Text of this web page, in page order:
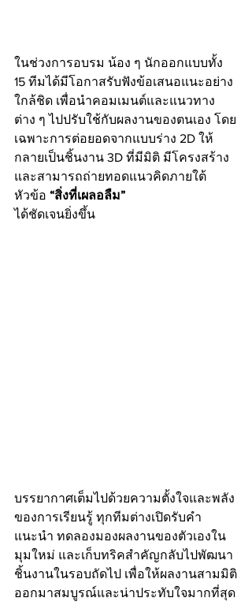
ในช่วงการอบรม น้อง ๆ นักออกแบบทั้ง
15 ทีมได้มีโอกาสรับฟังข้อเสนอแนะอย่าง
ใกล้ชิด เพื่อนำคอมเมนต์และแนวทาง
ต่าง ๆ ไปปรับใช้กับผลงานของตนเอง โดย
เฉพาะการต่อยอดจากแบบร่าง 2D ให้
กลายเป็นชิ้นงาน 3D ที่มีมิติ มีโครงสร้าง
และสามารถถ่ายทอดแนวคิดภายใต้
หัวข้อ “สิ่งที่เผลอลืม”
ได้ชัดเจนยิ่งขึ้น
บรรยากาศเต็มไปด้วยความตั้งใจและพลัง
ของการเรียนรู้ ทุกทีมต่างเปิดรับคำ
แนะนำ ทดลองมองผลงานของตัวเองใน
มุมใหม่ และเก็บทริคสำคัญกลับไปพัฒนา
ชิ้นงานในรอบถัดไป เพื่อให้ผลงานสามมิติ
ออกมาสมบูรณ์และน่าประทับใจมากที่สุด